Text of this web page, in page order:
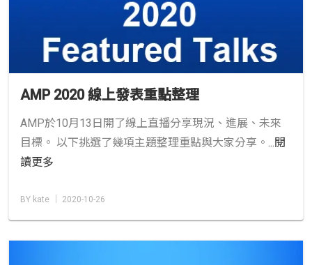
AMP 2020 線上發表重點整理
AMP於10月13日開了線上直播分享現況、進展、未來
目標。 以下挑選了幾項主題整理重點與大家分享。 ...閱
讀更多
BY kate │ 2020-10-26